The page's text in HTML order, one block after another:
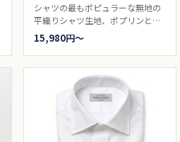
シャツの最もポピュラーな無地の
平織りシャツ生地、ポプリンとも
言われるポプリンブロードクロ
ス。冠婚葬祭などでも着られる定
番シャツ生地です。120番手の細
かな高級感がワンランク上の装い
を演出します。ブロードとも、ポ
プリンとも呼ばれるいわゆる、普
通の白無地。一枚は持っていた
い、シャツの基本です。ドレスシ
ャツ向き。
15,980円〜